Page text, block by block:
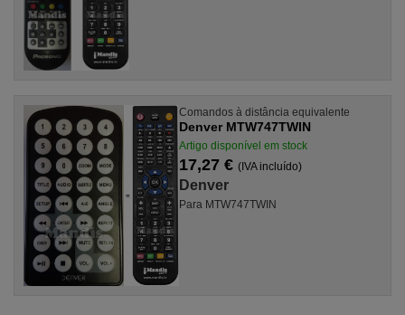
Comandos à distância equivalente
Denver MTW747TWIN
Artigo disponível em stock
17,27 €(IVA incluído)
Denver
Para MTW747TWIN